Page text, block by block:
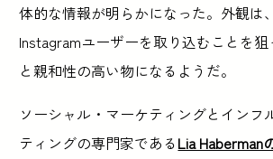
体的な情報が明らかになった。外観は
Instagramユーザーを取り込むことを
と親和性の高い物になるようだ。
ソーシャル・マーケティングとインフ
ティングの専門家であるLia Haberman